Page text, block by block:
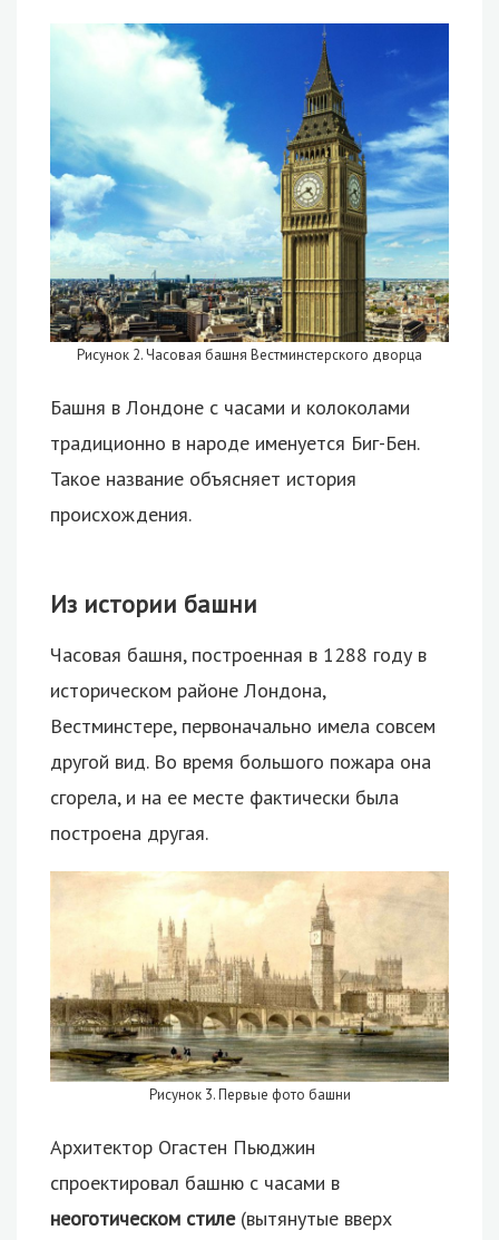
Рисунок 2. Часовая башня Вестминстерского дворца
Башня в Лондоне с часами и колоколами
традиционно в народе именуется Биг-Бен.
Такое название объясняет история
происхождения.
Из истории башни
Часовая башня, построенная в 1288 году в
историческом районе Лондона,
Вестминстере, первоначально имела совсем
другой вид. Во время большого пожара она
сгорела, и на ее месте фактически была
построена другая.
Рисунок 3. Первые фото башни
Архитектор Огастен Пьюджин
спроектировал башню с часами в
неоготическом стиле(вытянутые вверх